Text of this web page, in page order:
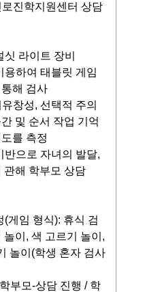
진학지원센터 상담
싯 라이트 장비
용하여 태블릿 게임
해 검사
창성, 선택적 주의
및 순서 작업 기억
를 측정
반으로 자녀의 발달,
관해 학부모 상담
(게임 형식): 휴식 검
놀이, 색 고르기 놀이,
놀이(학생 혼자 검사
부모-상담 진행 / 학